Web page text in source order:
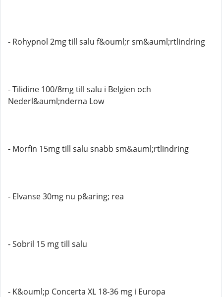
- Rohypnol 2mg till salu f&ouml;r sm&auml;rtlindring
- Tilidine 100/8mg till salu i Belgien och
Nederl&auml;nderna Low
- Morfin 15mg till salu snabb sm&auml;rtlindring
- Elvanse 30mg nu p&aring; rea
- Sobril 15 mg till salu
- K&ouml;p Concerta XL 18-36 mg i Europa